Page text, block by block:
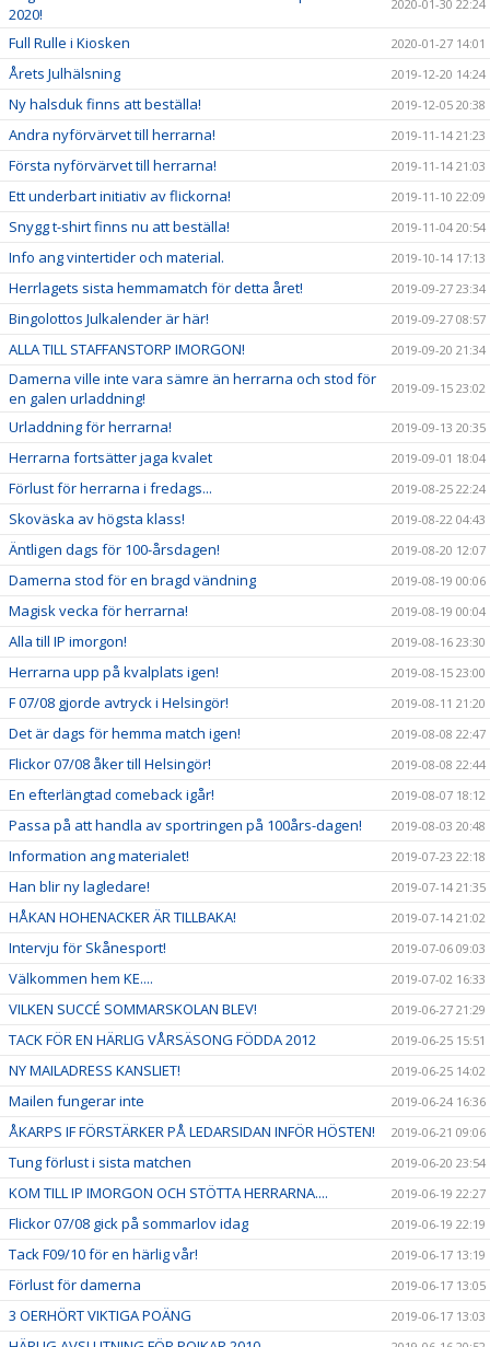
2020!
2020-01-30 22:24
Full Rulle i Kiosken 2020-01-27 14:01
Årets Julhälsning 2019-12-20 14:24
Ny halsduk finns att beställa! 2019-12-05 20:38
Andra nyförvärvet till herrarna! 2019-11-14 21:23
Första nyförvärvet till herrarna! 2019-11-14 21:03
Ett underbart initiativ av flickorna! 2019-11-10 22:09
Snygg t-shirt finns nu att beställa! 2019-11-04 20:54
Info ang vintertider och material. 2019-10-14 17:13
Herrlagets sista hemmamatch för detta året! 2019-09-27 23:34
Bingolottos Julkalender är här! 2019-09-27 08:57
ALLA TILL STAFFANSTORP IMORGON! 2019-09-20 21:34
Damerna ville inte vara sämre än herrarna och stod för
en galen urladdning!
2019-09-15 23:02
Urladdning för herrarna! 2019-09-13 20:35
Herrarna fortsätter jaga kvalet 2019-09-01 18:04
Förlust för herrarna i fredags... 2019-08-25 22:24
Skoväska av högsta klass! 2019-08-22 04:43
Äntligen dags för 100-årsdagen! 2019-08-20 12:07
Damerna stod för en bragd vändning 2019-08-19 00:06
Magisk vecka för herrarna! 2019-08-19 00:04
Alla till IP imorgon! 2019-08-16 23:30
Herrarna upp på kvalplats igen! 2019-08-15 23:00
F 07/08 gjorde avtryck i Helsingör! 2019-08-11 21:20
Det är dags för hemma match igen! 2019-08-08 22:47
Flickor 07/08 åker till Helsingör! 2019-08-08 22:44
En efterlängtad comeback igår! 2019-08-07 18:12
Passa på att handla av sportringen på 100års-dagen! 2019-08-03 20:48
Information ang materialet! 2019-07-23 22:18
Han blir ny lagledare! 2019-07-14 21:35
HÅKAN HOHENACKER ÄR TILLBAKA! 2019-07-14 21:02
Intervju för Skånesport! 2019-07-06 09:03
Välkommen hem KE.... 2019-07-02 16:33
VILKEN SUCCÉ SOMMARSKOLAN BLEV! 2019-06-27 21:29
TACK FÖR EN HÄRLIG VÅRSÄSONG FÖDDA 2012 2019-06-25 15:51
NY MAILADRESS KANSLIET! 2019-06-25 14:02
Mailen fungerar inte 2019-06-24 16:36
ÅKARPS IF FÖRSTÄRKER PÅ LEDARSIDAN INFÖR HÖSTEN! 2019-06-21 09:06
Tung förlust i sista matchen 2019-06-20 23:54
KOM TILL IP IMORGON OCH STÖTTA HERRARNA.... 2019-06-19 22:27
Flickor 07/08 gick på sommarlov idag 2019-06-19 22:19
Tack F09/10 för en härlig vår! 2019-06-17 13:19
Förlust för damerna 2019-06-17 13:05
3 OERHÖRT VIKTIGA POÄNG 2019-06-17 13:03